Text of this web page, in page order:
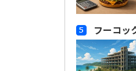
フーコッ